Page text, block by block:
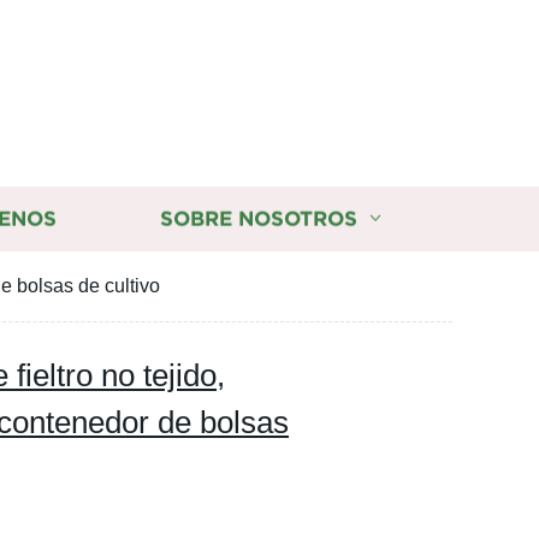
SOBRE NOSOTROS
bolsas de cultivo
fieltro no tejido,
de bolsas